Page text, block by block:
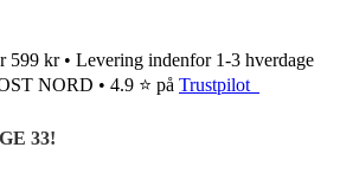
599 kr • Levering indenfor 1-3 hverdage
NORD • 4.9 ⭐ på Trustpilot
33!